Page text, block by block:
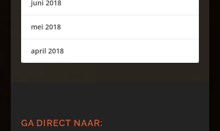
juni 2018
mei 2018
april 2018
GA DIRECT NAAR: